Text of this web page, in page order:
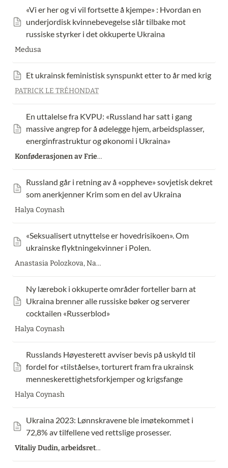
«Vi er her og vi vil fortsette å kjempe» : Hvordan en
underjordisk kvinnebevegelse slår tilbake mot
russiske styrker i det okkuperte Ukraina
Medusa
Et ukrainsk feministisk synspunkt etter to år med krig
PATRICK LE TRÉHONDAT
En uttalelse fra KVPU: «Russland har satt i gang
massive angrep for å ødelegge hjem, arbeidsplasser,
energinfrastruktur og økonomi i Ukraina»
Konføderasjonen av Frie Fagforeninger i Ukraina (
Russland går i retning av å «oppheve» sovjetisk dekret
som anerkjenner Krim som en del av Ukraina
Halya Coynash
«Seksualisert utnyttelse er hovedrisikoen». Om
ukrainske flyktningekvinner i Polen.
Anastasia Polozkova, Nastia Podorozhnaya
Ny lærebok i okkuperte områder forteller barn at
Ukraina brenner alle russiske bøker og serverer
cocktailen «Russerblod»
Halya Coynash
Russlands Høyesterett avviser bevis på uskyld til
fordel for «tilståelse», torturert fram fra ukrainsk
menneskerettighetsforkjemper og krigsfange
Halya Coynash
Ukraina 2023: Lønnskravene ble imøtekommet i
72,8% av tilfellene ved rettslige prosesser.
Vitaliy Dudin, arbeidsrettsaktivist, Sotsialnyi Rukh